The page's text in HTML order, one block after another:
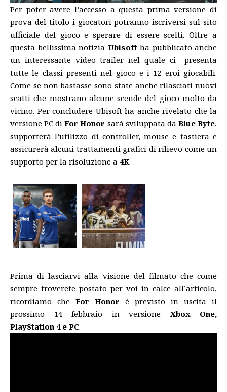
Per poter avere l’accesso a questa prima versione di
prova del titolo i giocatori potranno iscriversi sul sito
ufficiale del gioco e sperare di essere scelti. Oltre a
questa bellissima notizia Ubisoftha pubblicato anche
un interessante video trailer nel quale ci presenta
tutte le classi presenti nel gioco e i 12 eroi giocabili.
Come se non bastasse sono state anche rilasciati nuovi
scatti che mostrano alcune scende del gioco molto da
vicino. Per concludere Ubisoft ha anche rivelato che la
versione PC diFor Honor sarà sviluppata da Blue Byte,
supporterà l’utilizzo di controller, mouse e tastiera e
assicurerà alcuni trattamenti grafici di rilievo come un
supporto per la risoluzione a 4K.
Prima di lasciarvi alla visione del filmato che come
sempre troverete postato per voi in calce all’articolo,
ricordiamo che For Honor è previsto in uscita il
prossimo 14 febbraio in versione Xbox One,
PlayStation 4 e PC.